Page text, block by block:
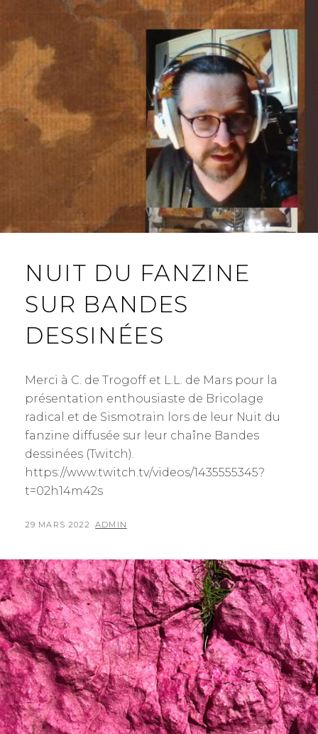
NUIT DU FANZINE
SUR BANDES
DESSINÉES
Merci à C. de Trogoff et L.L. de Mars pour la
présentation enthousiaste de Bricolage
radical et de Sismotrain lors de leur Nuit du
fanzine diffusée sur leur chaîne Bandes
dessinées (Twitch).
https://www.twitch.tv/videos/1435555345?
t=02h14m42s
POSTED
29 MARS 2022 BY
ADMIN